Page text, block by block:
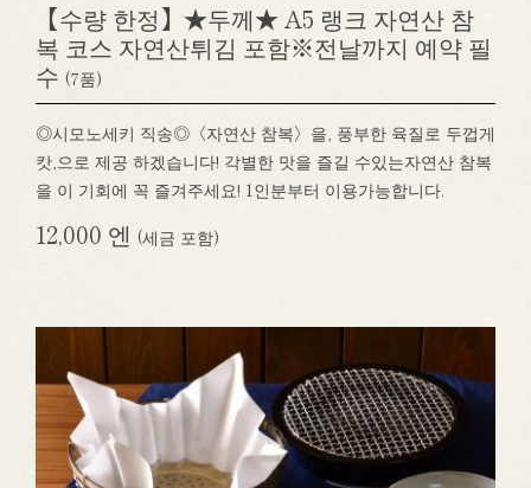
【수량 한정】★두께★ A5 랭크 자연산 참
복 코스 자연산튀김 포함※전날까지 예약 필
수 (7품)
◎시모노세키 직송◎〈자연산 참복〉을, 풍부한 육질로 두껍게
캇,으로 제공 하겠습니다! 각별한 맛을 즐길 수있는자연산 참복
을 이 기회에 꼭 즐겨주세요! 1인분부터 이용가능합니다.
12,000 엔 (세금 포함)